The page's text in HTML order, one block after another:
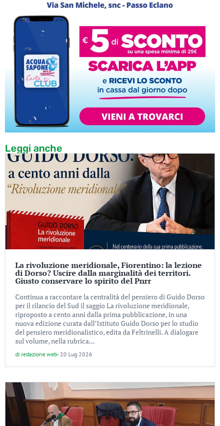
Leggi anche
La rivoluzione meridionale, Fiorentino: la lezione
di Dorso? Uscire dalla marginalità dei territori.
Giusto conservare lo spirito del Pnrr
Continua a raccontare la centralità del pensiero di Guido Dorso
per il rilancio del Sud il saggio La rivoluzione meridionale,
riproposto a cento anni dalla prima pubblicazione, in una
nuova edizione curata dall’Istituto Guido Dorso per lo studio
del pensiero meridionalistico, edita da Feltrinelli. A dialogare
sul volume, nella rubrica...
di redazione web- 20 Lug 2026